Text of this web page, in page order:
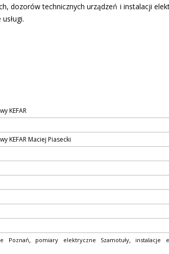
dozorów technicznych urządzeń i instalacji
KEFAR
KEFAR Maciej Piasecki
Poznań, pomiary elektryczne Szamotuły, instalacje